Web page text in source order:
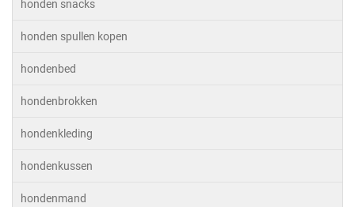
honden snacks
honden spullen kopen
hondenbed
hondenbrokken
hondenkleding
hondenkussen
hondenmand